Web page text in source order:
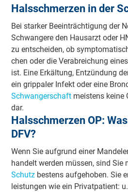
Hals­schmer­zen in der
Bei star­ker Be­ein­träch­ti­gung der
Schwan­ge­re den Haus­arzt oder
zu ent­schei­den, ob
chen oder die Ver­ab­rei­chung
ist. Eine Er­käl­tung, Ent­zün­dung
ein grip­pa­ler In­fekt oder eine
Schwan­ger­schaft meis­tens kei­ne
dar.
Hals­schmer­zen OP:
DFV?
Wenn Sie auf­grund einer
han­delt wer­den müs­sen, sind Sie
Schutzbes­tens auf­ge­ho­ben. Sie
leis­tun­gen wie ein Pri­vat­pa­tient: